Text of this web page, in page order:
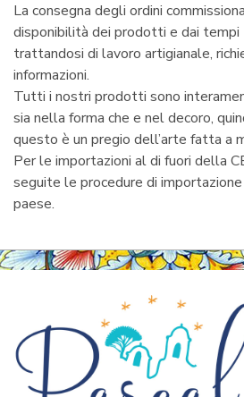
La consegna degli ordini
disponibilità dei prodotti e dai tempi
trattandosi di lavoro artigianale,
informazioni.
Tutti i nostri prodotti sono
sia nella forma che e nel decoro,
questo è un pregio dell’arte fatta a
Per le importazioni al di fuori della
seguite le procedure di
paese.